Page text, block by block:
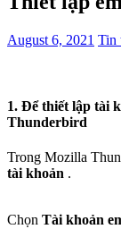
August 6, 2021 Tin
1. Để thiết lập tài
Thunderbird
Trong Mozilla
tài khoản .
Chọn Tài khoản